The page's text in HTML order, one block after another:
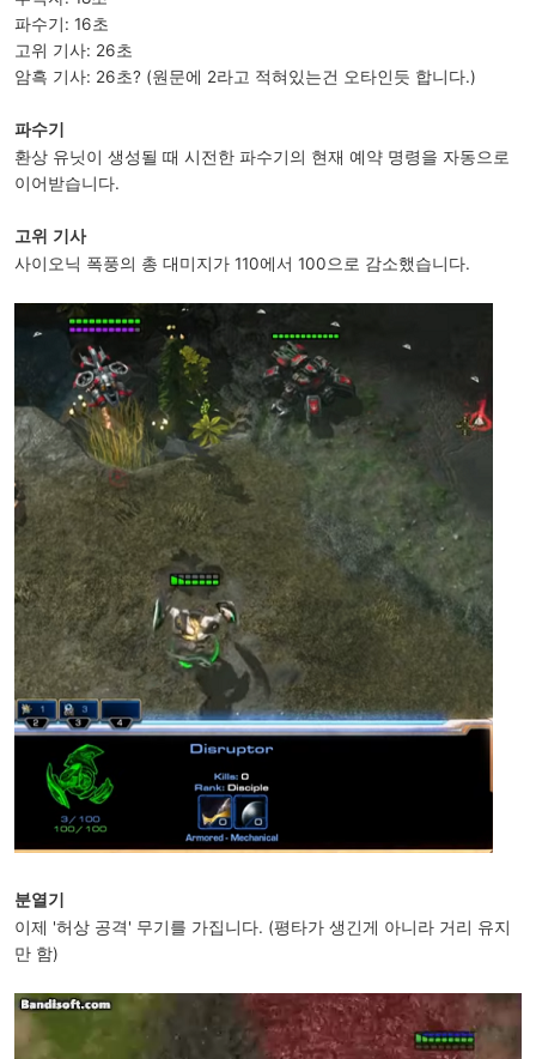
파수기: 16초
고위 기사: 26초
암흑 기사: 26초? (원문에 2라고 적혀있는건 오타인듯 합니다.)
파수기
환상 유닛이 생성될 때 시전한 파수기의 현재 예약 명령을 자동으로
이어받습니다.
고위 기사
사이오닉 폭풍의 총 대미지가 110에서 100으로 감소했습니다.
분열기
이제 '허상 공격' 무기를 가집니다. (평타가 생긴게 아니라 거리 유지
만 함)